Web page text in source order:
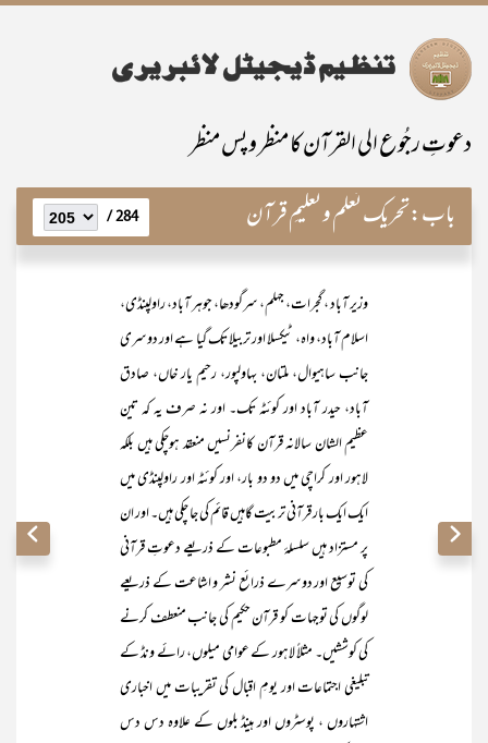
دعوتِ رجُوع الی القرآن کا منظر و پس منظر
باب:تحریک تعلم و تعلیمِ قرآن 284 /
وزیر آباد ، گجرات، جہلم، سرگودھا، جوہر آباد، راولپنڈی،
اسلام آباد، واہ، ٹیکسلا اور تربیلا تک گیا ہے اور دوسری
جانب ساہیوال، ملتان، بہاولپور، رحیم یار خاں، صادق
آباد، حیدر آباد اور کوئٹہ تک۔ اور نہ صرف یہ کہ تین
عظیم الشان سالانہ قرآن کانفرنسیں منعقد ہوچکی ہیں بلکہ
لاہور اور کراچی میں دو دو بار، اور کوئٹہ اور راولپنڈی میں
ایک ایک بار قرآنی تربیت گاہیں قائم کی جا چکی ہیں۔ اور ان
پر مستزاد ہیں سلسلۂ مطبوعات کے ذریعے دعوتِ قرآنی
کی توسیع اور دوسرے ذرائع نشر و اشاعت کے ذریعے
لوگوں کی توجہات کو قرآن حکیم کی جانب منعطف کرنے
کی کوششیں۔ مثلاً لاہور کے عوامی میلوں، رائے ونڈ کے
تبلیغی اجتماعات اور یومِ اقبال کی تقریبات میں اخباری
اشتہاروں ، پوسٹروں اور ہینڈ بلوں کے علاوہ دس دس